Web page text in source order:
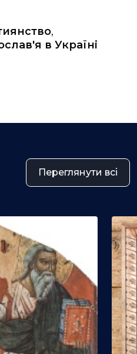
,
в Україні
Переглянути всі